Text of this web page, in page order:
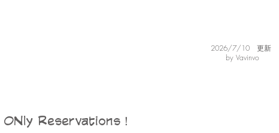
​2026/7/10 更新
by Vavinvo
ONly Reservations！